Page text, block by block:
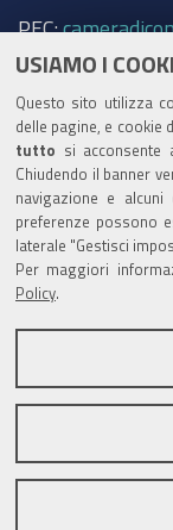
USIAMO I
Questo sito utilizza
delle pagine, e cookie
tutto si acconsente
Chiudendo il banner
navigazione e alcuni
preferenze possono
laterale "Gestisci
Per maggiori
Policy
PEC:
Trasparenza
Albo Camerale
Pubblicità Legale
Area riservata
Informativa
Accessibilità
Informativa